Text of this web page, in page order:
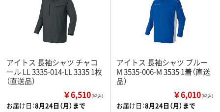
アイトス 長袖シャツ チャコ
ール LL 3335-014-LL 3335 1枚
（直送品）
￥6,510（税込）
お届け日：8月24日（月）まで
アイトス 長袖シャツ ブルー
M 3535-006-M 3535 1着（直送
品）
￥6,010（税込）
お届け日：8月24日（月）まで